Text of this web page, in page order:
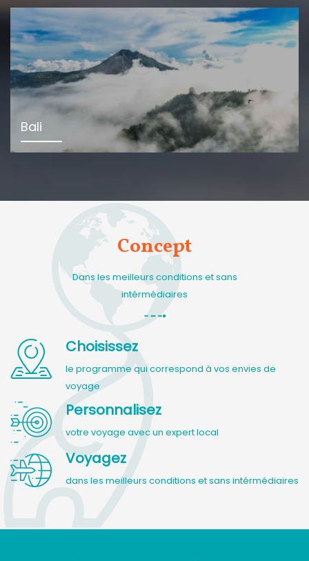
Bali
Concept
Dans les meilleurs conditions et sans
intérmédiaires
Choisissez
le programme qui correspond à vos envies de
voyage
Personnalisez
votre voyage avec un expert local
Voyagez
dans les meilleurs conditions et sans intérmédiaires